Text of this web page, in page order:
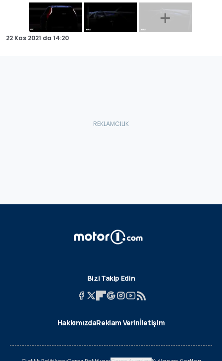
22 Kas 2021 da 14:20
Bizi Takip Edin
HakkımızdaReklam Verinİletişim